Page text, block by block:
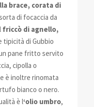
brace, corata di
di focaccia da
friccò di agnello,
tipicità di Gubbio
pane fritto servito
cipolla o
è inoltre rinomata
bianco o nero.
è l‘olio umbro,